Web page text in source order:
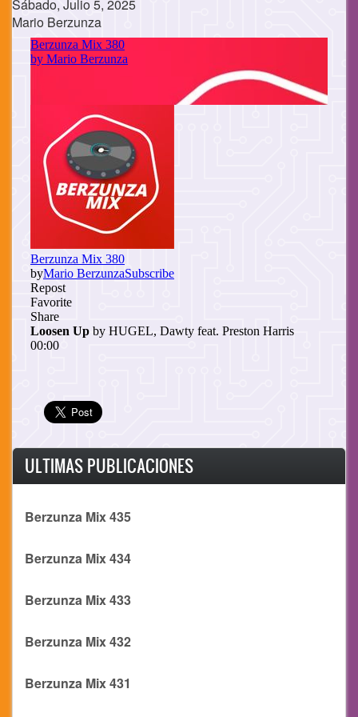
Sábado, Julio 5, 2025
Mario Berzunza
Cuerpo
ULTIMAS PUBLICACIONES
Berzunza Mix 435
Berzunza Mix 434
Berzunza Mix 433
Berzunza Mix 432
Berzunza Mix 431